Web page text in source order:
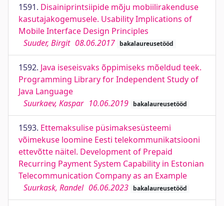
1591. Disainiprintsiipide mõju mobiilirakenduse
kasutajakogemusele. Usability Implications of
Mobile Interface Design Principles
Suuder, Birgit 08.06.2017 bakalaureusetööd
1592. Java iseseisvaks õppimiseks mõeldud teek.
Programming Library for Independent Study of
Java Language
Suurkaev, Kaspar 10.06.2019 bakalaureusetööd
1593. Ettemaksulise püsimaksesüsteemi
võimekuse loomine Eesti telekommunikatsiooni
ettevõtte näitel. Development of Prepaid
Recurring Payment System Capability in Estonian
Telecommunication Company as an Example
Suurkask, Randel 06.06.2023 bakalaureusetööd